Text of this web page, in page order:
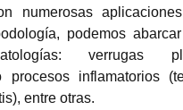
numerosas
podemos
verrugas
procesos inflamatorios
entre otras.